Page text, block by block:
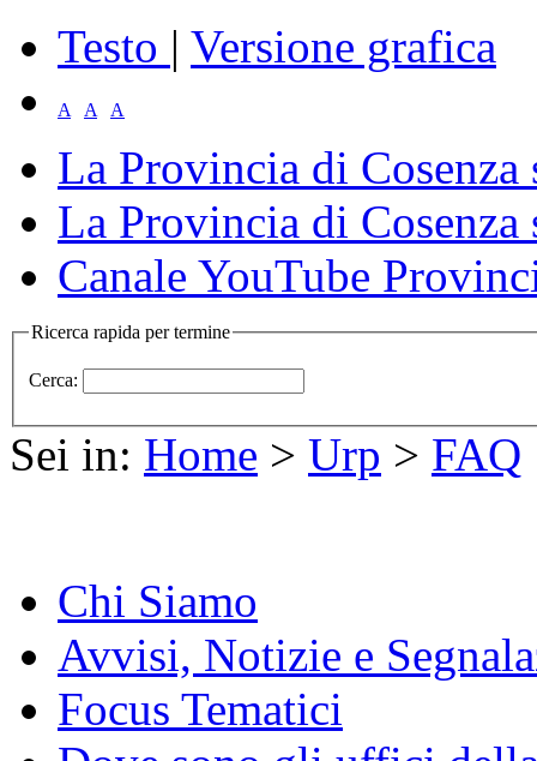
Testo | Versione grafica
A A A
La Provincia di Cosenza
La Provincia di Cosenza
Canale YouTube
Ricerca rapida per termine
Cerca:
Sei in: Home > Urp > FAQ
Chi Siamo
Avvisi, Notizie e
Focus Tematici